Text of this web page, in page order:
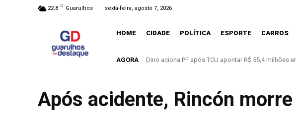
22.8 C Guarulhos sexta-feira, agosto 7, 2026
HOME CIDADE POLÍTICA ESPORTE CARROS
AGORA O mundo mudou. E Guarulhos precisa estar
Após acidente, Rincón